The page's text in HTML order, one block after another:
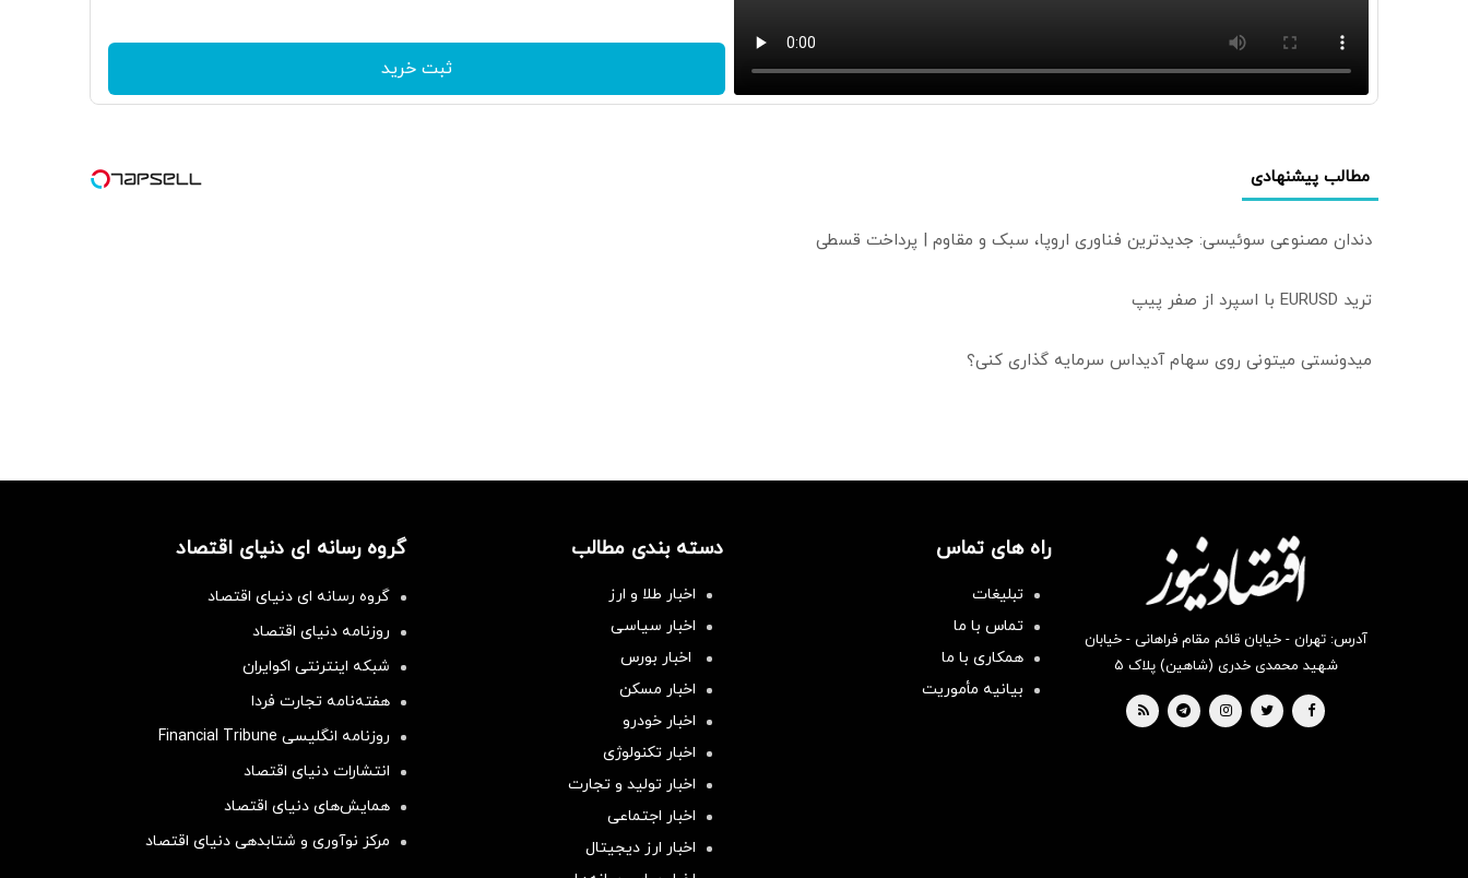
ثبت خرید
مطالب پیشنهادی
دندان مصنوعی سوئیسی: جدیدترین فناوری اروپا، سبک و مقاوم | پرداخت قسطی
ترید EURUSD با اسپرد از صفر پیپ
میدونستی میتونی روی سهام آدیداس سرمایه گذاری کنی؟
آدرس: تهران - خیابان قائم مقام فراهانی - خیابان
شهید محمدی خدری (شاهین) پلاک ۵
راه های تماس
تبلیغات
تماس با ما
همکاری با ما
بیانیه مأموریت
دسته بندی مطالب
اخبار طلا و ارز
اخبار سیاسی
اخبار بورس
اخبار مسکن
اخبار خودرو
اخبار تکنولوژی
اخبار تولید و تجارت
اخبار اجتماعی
اخبار ارز دیجیتال
گروه رسانه ای دنیای اقتصاد
گروه رسانه ای دنیای اقتصاد
روزنامه دنیای اقتصاد
شبکه اینترنتی اکوایران
هفته‌نامه تجارت فردا
روزنامه انگلیسی Financial Tribune
انتشارات دنیای اقتصاد
همایش‌های دنیای اقتصاد
مرکز نوآوری و شتابدهی دنیای اقتصاد